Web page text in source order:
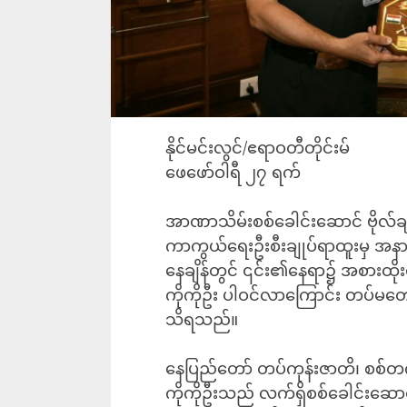
နိုင်မင်းလွင်/ဧရာဝတီတိုင်းမ်
ဖေဖော်ဝါရီ ၂၇ ရက်
အာဏာသိမ်းစစ်ခေါင်းဆောင် ဗိုလ်ခ
ကာကွယ်ရေးဦးစီးချုပ်ရာထူးမှ အ
နေချိန်တွင် ၎င်း၏နေရာ၌ အစားထို
ကိုကိုဦး ပါဝင်လာကြောင်း တပ်မတေ
သိရသည်။
နေပြည်တော် တပ်ကုန်းဇာတိ၊ စစ်
ကိုကိုဦးသည် လက်ရှိစစ်ခေါင်းဆေ